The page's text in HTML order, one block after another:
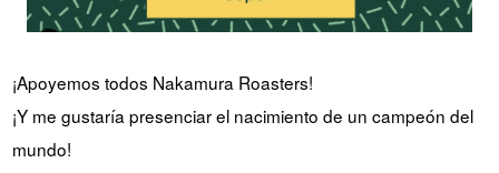
¡Apoyemos todos Nakamura Roasters!
¡Y me gustaría presenciar el nacimiento de un campeón del
mundo!